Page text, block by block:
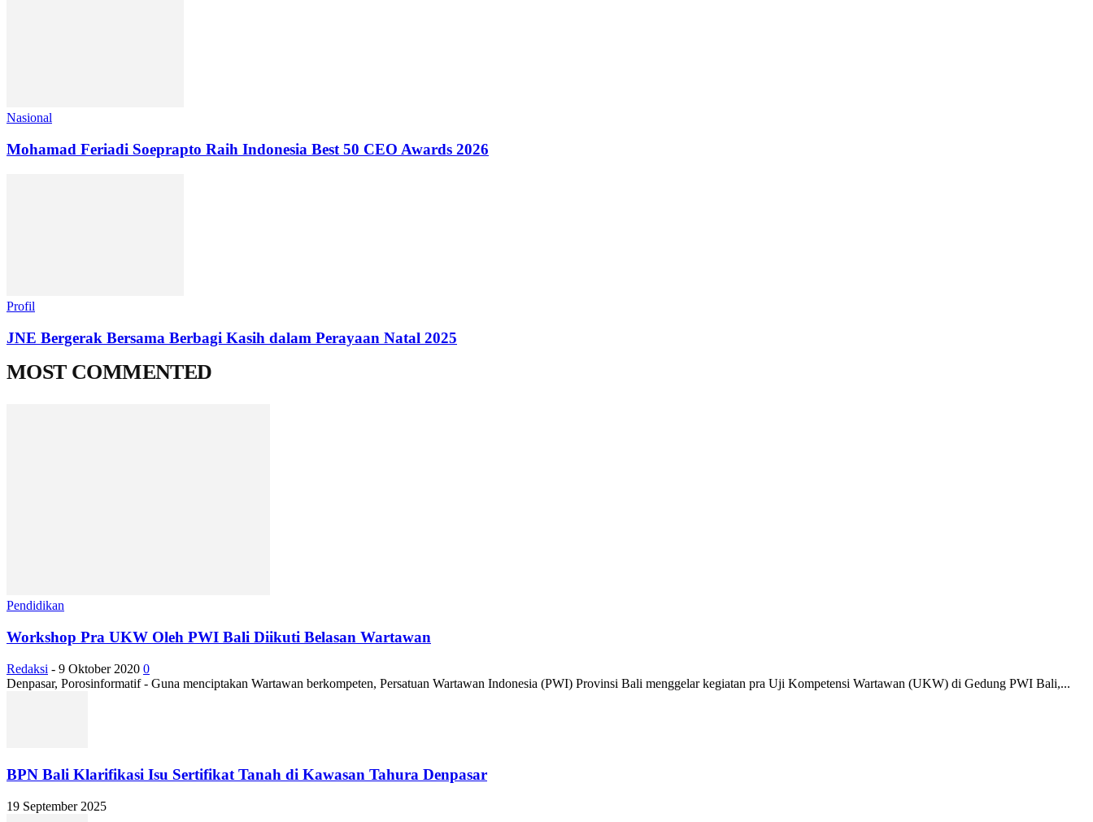
Nasional
Mohamad Feriadi Soeprapto Raih Indonesia Best 50 CEO Awards 2026
Profil
JNE Bergerak Bersama Berbagi Kasih dalam Perayaan Natal 2025
MOST COMMENTED
Pendidikan
Workshop Pra UKW Oleh PWI Bali Diikuti Belasan Wartawan
Redaksi - 9 Oktober 2020 0
Denpasar, Porosinformatif - Guna menciptakan Wartawan berkompeten, Persatuan Wartawan Indonesia (PWI) Provinsi Bali menggelar kegiatan pra Uji Kompetensi Wartawan (UKW) di Gedung PWI Bali,...
BPN Bali Klarifikasi Isu Sertifikat Tanah di Kawasan Tahura Denpasar
19 September 2025